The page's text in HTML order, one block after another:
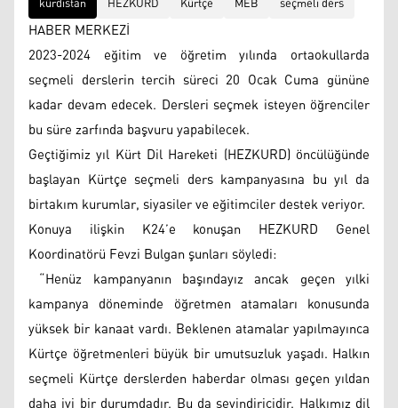
HABER MERKEZİ
2023-2024 eğitim ve öğretim yılında ortaokullarda
seçmeli derslerin tercih süreci 20 Ocak Cuma gününe
kadar devam edecek. Dersleri seçmek isteyen öğrenciler
bu süre zarfında başvuru yapabilecek.
Geçtiğimiz yıl Kürt Dil Hareketi (HEZKURD) öncülüğünde
başlayan Kürtçe seçmeli ders kampanyasına bu yıl da
birtakım kurumlar, siyasiler ve eğitimciler destek veriyor.
Konuya ilişkin K24’e konuşan HEZKURD Genel
Koordinatörü Fevzi Bulgan şunları söyledi:
“Henüz kampanyanın başındayız ancak geçen yılki
kampanya döneminde öğretmen atamaları konusunda
yüksek bir kanaat vardı. Beklenen atamalar yapılmayınca
Kürtçe öğretmenleri büyük bir umutsuzluk yaşadı. Halkın
seçmeli Kürtçe derslerden haberdar olması geçen yıldan